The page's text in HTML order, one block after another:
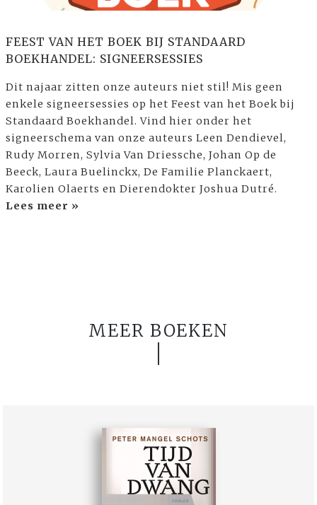
FEEST VAN HET BOEK BIJ STANDAARD
BOEKHANDEL: SIGNEERSESSIES
Dit najaar zitten onze auteurs niet stil! Mis geen
enkele signeersessies op het Feest van het Boek bij
Standaard Boekhandel. Vind hier onder het
signeerschema van onze auteurs Leen Dendievel,
Rudy Morren, Sylvia Van Driessche, Johan Op de
Beeck, Laura Buelinckx, De Familie Planckaert,
Karolien Olaerts en Dierendokter Joshua Dutré.
Lees meer »
MEER BOEKEN